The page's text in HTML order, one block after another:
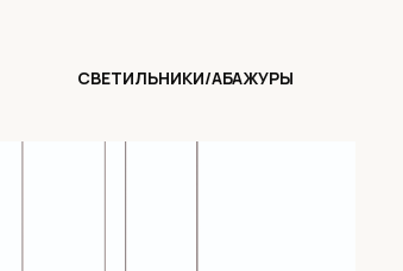
СВЕТИЛЬНИКИ/АБАЖУРЫ